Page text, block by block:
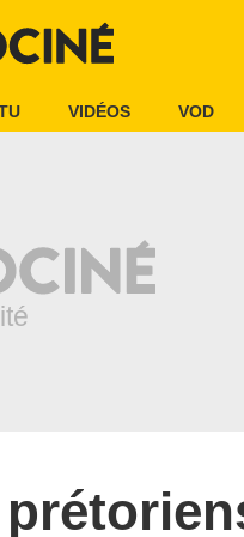
VIDÉOS VOD